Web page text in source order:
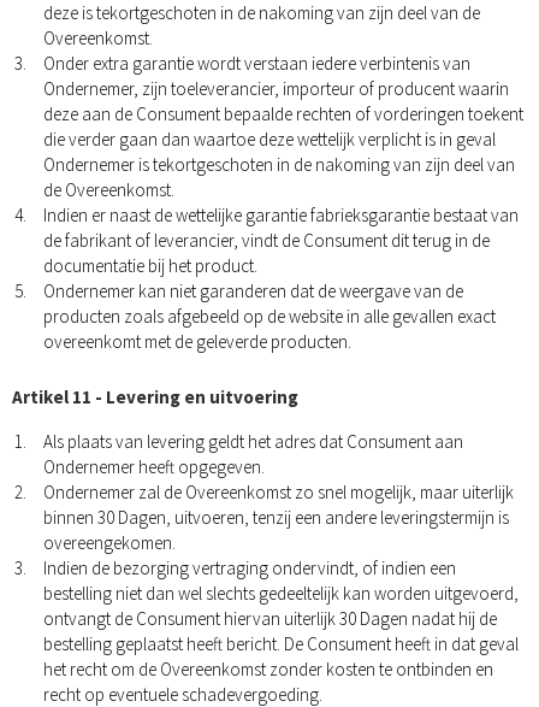
deze is tekortgeschoten in de nakoming van zijn deel van de
Overeenkomst.
Onder extra garantie wordt verstaan iedere verbintenis van
Ondernemer, zijn toeleverancier, importeur of producent waarin
deze aan de Consument bepaalde rechten of vorderingen toekent
die verder gaan dan waartoe deze wettelijk verplicht is in geval
Ondernemer is tekortgeschoten in de nakoming van zijn deel van
de Overeenkomst.
Indien er naast de wettelijke garantie fabrieksgarantie bestaat van
de fabrikant of leverancier, vindt de Consument dit terug in de
documentatie bij het product.
Ondernemer kan niet garanderen dat de weergave van de
producten zoals afgebeeld op de website in alle gevallen exact
overeenkomt met de geleverde producten.
Artikel 11 - Levering en uitvoering
Als plaats van levering geldt het adres dat Consument aan
Ondernemer heeft opgegeven.
Ondernemer zal de Overeenkomst zo snel mogelijk, maar uiterlijk
binnen 30 Dagen, uitvoeren, tenzij een andere leveringstermijn is
overeengekomen.
Indien de bezorging vertraging ondervindt, of indien een
bestelling niet dan wel slechts gedeeltelijk kan worden uitgevoerd,
ontvangt de Consument hiervan uiterlijk 30 Dagen nadat hij de
bestelling geplaatst heeft bericht. De Consument heeft in dat geval
het recht om de Overeenkomst zonder kosten te ontbinden en
recht op eventuele schadevergoeding.